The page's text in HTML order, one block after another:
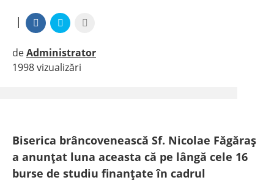
|
deAdministrator
|
1998 vizualizări
Biserica brâncovenească Sf. Nicolae Făgăraș
a anunțat luna aceasta că pe lângă cele 16
burse de studiu finanțate în cadrul